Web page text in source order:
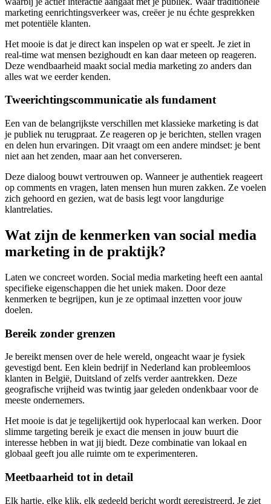
marketing eenrichtingsverkeer was, creëer je nu échte gesprekken
met potentiële klanten.
Het mooie is dat je direct kan inspelen op wat er speelt. Je ziet in
real-time wat mensen bezighoudt en kan daar meteen op reageren.
Deze wendbaarheid maakt social media marketing zo anders dan
alles wat we eerder kenden.
Tweerichtingscommunicatie als fundament
Een van de belangrijkste verschillen met klassieke marketing is dat
je publiek nu terugpraat. Ze reageren op je berichten, stellen vragen
en delen hun ervaringen. Dit vraagt om een andere mindset: je bent
niet aan het zenden, maar aan het converseren.
Deze dialoog bouwt vertrouwen op. Wanneer je authentiek reageert
op comments en vragen, laten mensen hun muren zakken. Ze voelen
zich gehoord en gezien, wat de basis legt voor langdurige
klantrelaties.
Wat zijn de kenmerken van social media
marketing in de praktijk?
Laten we concreet worden. Social media marketing heeft een aantal
specifieke eigenschappen die het uniek maken. Door deze
kenmerken te begrijpen, kun je ze optimaal inzetten voor jouw
doelen.
Bereik zonder grenzen
Je bereikt mensen over de hele wereld, ongeacht waar je fysiek
gevestigd bent. Een klein bedrijf in Nederland kan probleemloos
klanten in België, Duitsland of zelfs verder aantrekken. Deze
geografische vrijheid was twintig jaar geleden ondenkbaar voor de
meeste ondernemers.
Het mooie is dat je tegelijkertijd ook hyperlocaal kan werken. Door
slimme targeting bereik je exact die mensen in jouw buurt die
interesse hebben in wat jij biedt. Deze combinatie van lokaal en
globaal geeft jou alle ruimte om te experimenteren.
Meetbaarheid tot in detail
Elk hartje, elke klik, elk gedeeld bericht wordt geregistreerd. Je ziet